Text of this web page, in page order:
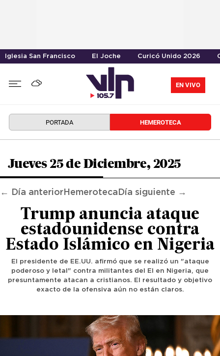
Iglesia San Francisco El Joche Curicó Unido 2026
EN VIVO
PORTADA HEMEROTECA
Jueves 25 de Diciembre, 2025
← Día anterior Hemeroteca Día siguiente →
Trump anuncia ataque
estadounidense contra
Estado Islámico en Nigeria
El presidente de EE.UU. afirmó que se realizó un "ataque
poderoso y letal" contra militantes del EI en Nigeria, que
presuntamente atacan a cristianos. El resultado y objetivo
exacto de la ofensiva aún no están claros.